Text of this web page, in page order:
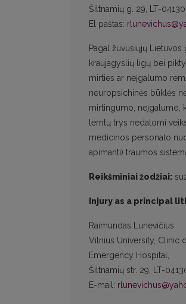
Šiltnamių g. 29, LT-
El paštas:
Pagal žuvusiųjų
kraujagyslių ligų bei
mirties ar neįgalumo
neuropsichinės būklės
mirtingumo, neįgalumo,
lemtų trys nedalomi
medicinos personalo
apimanti) traumos
Reikšminiai žodžiai:
Injury as a principal
Raimundas Lunevičius
Vilnius University, Clinic
Emergency Hospital,
Šiltnamių str. 29, LT-
E-mail: